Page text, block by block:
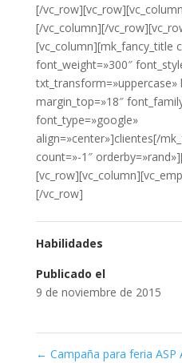
[/
[/vc_column][/
[vc_column][mk_fancy_title
font_weight=»300″
txt_transform=»uppercase»
margin_top=»18″
font_type=»google»
align=»center»]clientes[/
count=»-1″
[/vc_row]
Habilidades
Publicado el
9 de noviembre de 2015
← Campaña para feria ASP